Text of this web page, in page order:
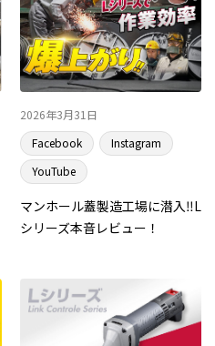
2026年3月31日
Facebook
Instagram
YouTube
マンホール蓋製造工場に潜入‼L
シリーズ本音レビュー！